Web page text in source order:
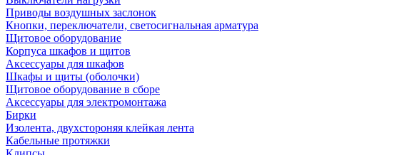
Приводы воздушных заслонок
Кнопки, переключатели, светосигнальная арматура
Щитовое оборудование
Корпуса шкафов и щитов
Аксессуары для шкафов
Шкафы и щиты (оболочки)
Щитовое оборудование в сборе
Аксессуары для электромонтажа
Бирки
Изолента, двухстороняя клейкая лента
Кабельные протяжки